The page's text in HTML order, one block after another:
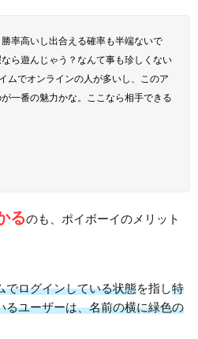
率高いし出合える確率も半端ないで
ら遊んじゃう？なんて事も珍しくない
ムでオンラインの人が多いし、このア
一番の魅力かな。ここなら相手できる
るのも、ポイボーイのメリット
でログインしている状態を指し特
るユーザーは、名前の横に緑色の